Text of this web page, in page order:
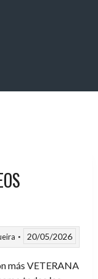
20/05/2026
más VETERANA